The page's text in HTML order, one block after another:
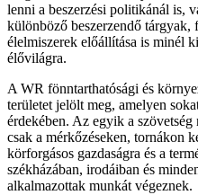
lenni a beszerzési politikánál is,
különböző beszerzendő tárgyak,
élelmiszerek előállítása is minél
élővilágra.
A WR fönntarthatósági és
területet jelölt meg, amelyen
érdekében. Az egyik a
csak a mérkőzéseken, tornákon
körforgásos gazdaságra és a
székházában, irodáiban és
alkalmazottak munkát végeznek.